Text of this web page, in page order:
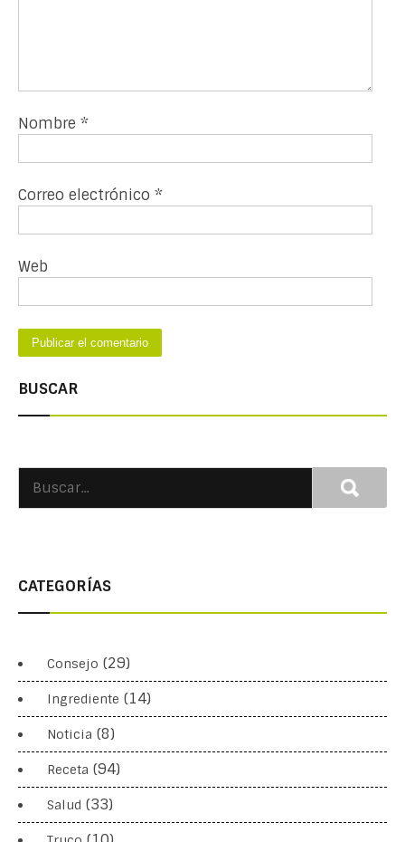
Nombre *
Correo electrónico *
Web
BUSCAR
CATEGORÍAS
Consejo (29)
Ingrediente (14)
Noticia (8)
Receta (94)
Salud (33)